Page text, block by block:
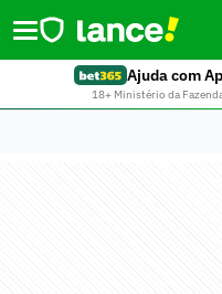
Ajuda com
18+ Ministério da